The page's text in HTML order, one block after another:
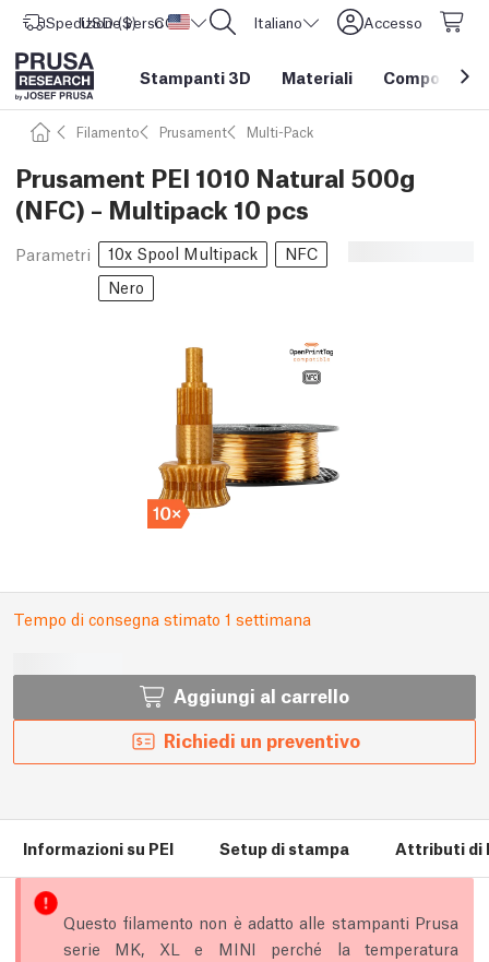
Spedizione verso Stati Uniti d'America
USD ($) CORE One L: Ora disponibile! Italiano Accesso
Stampanti 3D Materiali Componenti
Filamento Prusament Multi-Pack
Prusament PEI 1010 Natural 500g
(NFC) – Multipack 10 pcs
Parametri 10x Spool Multipack
NFC
Nero
Tempo di consegna stimato 1 settimana
Aggiungi al carrello
Richiedi un preventivo
Informazioni su PEI Setup di stampa Attributi di
Questo filamento non è adatto alle stampanti Prusa
serie MK, XL e MINI perché la temperatura